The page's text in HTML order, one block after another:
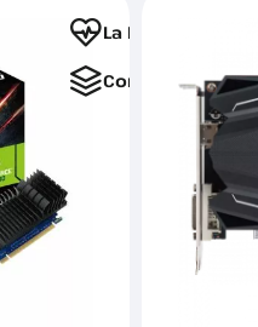
La Favorite
Comparați